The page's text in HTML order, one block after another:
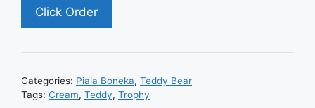
Click Order
Categories: Piala Boneka, Teddy Bear
Tags: Cream, Teddy, Trophy